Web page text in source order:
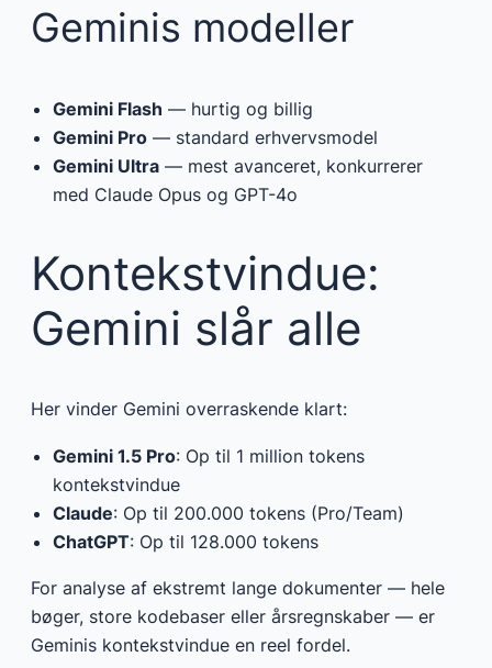
Geminis modeller
Gemini Flash — hurtig og billig
Gemini Pro — standard erhvervsmodel
Gemini Ultra — mest avanceret, konkurrerer
med Claude Opus og GPT-4o
Kontekstvindue:
Gemini slår alle
Her vinder Gemini overraskende klart:
Gemini 1.5 Pro: Op til 1 million tokens
kontekstvindue
Claude: Op til 200.000 tokens (Pro/Team)
ChatGPT: Op til 128.000 tokens
For analyse af ekstremt lange dokumenter — hele
bøger, store kodebaser eller årsregnskaber — er
Geminis kontekstvindue en reel fordel.